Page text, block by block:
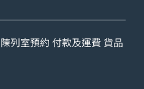
陳列室預約 付款及運費 貨品